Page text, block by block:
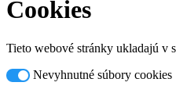
Cookies
Tieto webové stránky ukladajú v
Nevyhnutné súbory cookies